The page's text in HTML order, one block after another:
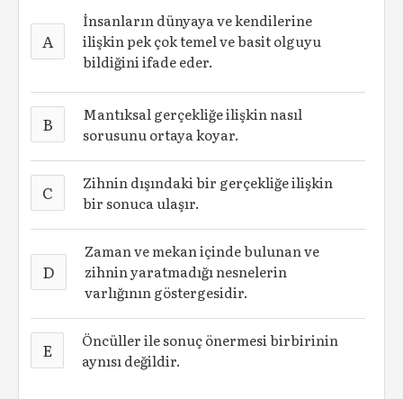
A
İnsanların dünyaya ve kendilerine
ilişkin pek çok temel ve basit olguyu
bildiğini ifade eder.
B
Mantıksal gerçekliğe ilişkin nasıl
sorusunu ortaya koyar.
C
Zihnin dışındaki bir gerçekliğe ilişkin
bir sonuca ulaşır.
D
Zaman ve mekan içinde bulunan ve
zihnin yaratmadığı nesnelerin
varlığının göstergesidir.
E
Öncüller ile sonuç önermesi birbirinin
aynısı değildir.